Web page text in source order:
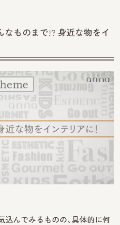
なものまで!? 身近な物をイ
込んでみるものの、具体的に何